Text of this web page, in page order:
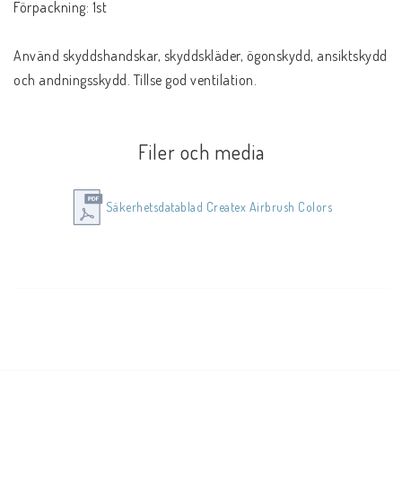
Förpackning: 1st
Använd skyddshandskar, skyddskläder, ögonskydd, ansiktskydd
och andningsskydd. Tillse god ventilation.
Filer och media
Säkerhetsdatablad Createx Airbrush Colors